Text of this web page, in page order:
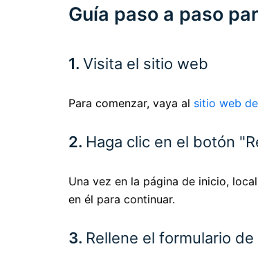
Guía paso a paso
1. Visita el sitio web
Para comenzar, vaya al sitio web
2. Haga clic en el botón
Una vez en la página de inicio,
en él para continuar.
3. Rellene el formulario